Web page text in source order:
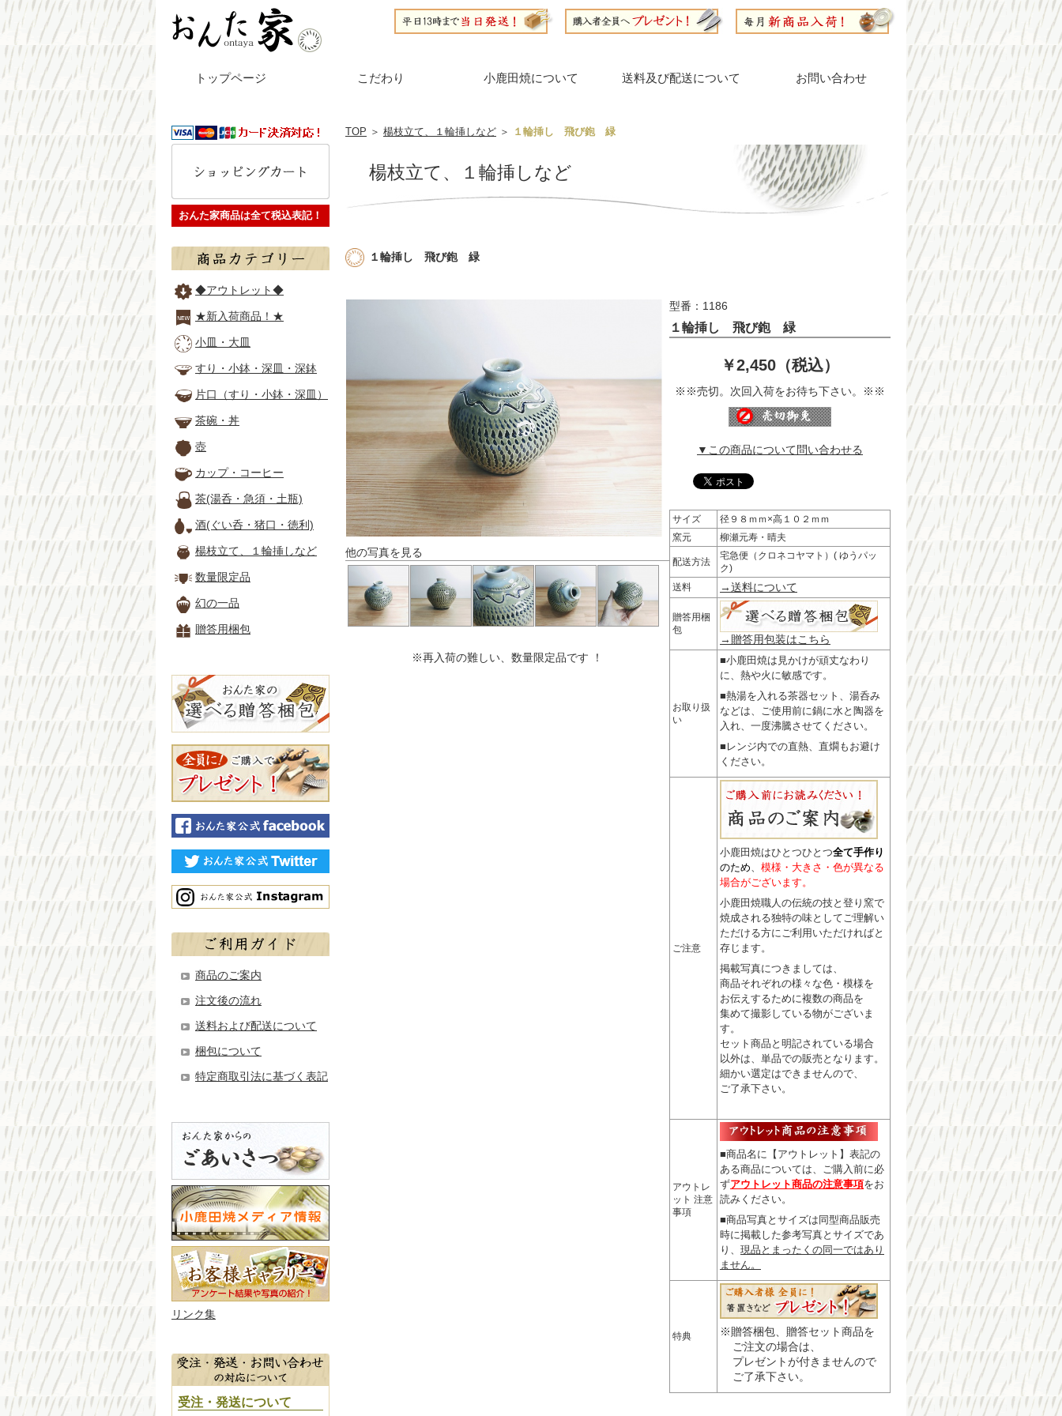
トップページ こだわり 小鹿田焼について 送料及び配送について お問い合わせ
TOP ＞ 楊枝立て、１輪挿しなど ＞ １輪挿し 飛び鉋 緑
楊枝立て、１輪挿しなど
１輪挿し 飛び鉋 緑
他の写真を見る
※再入荷の難しい、数量限定品です ！
型番：1186
１輪挿し 飛び鉋 緑
￥2,450（税込）
※※売切。次回入荷をお待ち下さい。※※
▼この商品について問い合わせる
サイズ
径９８ｍｍ×高１０２ｍｍ
窯元
柳瀬元寿・晴夫
配送方法
宅急便（クロネコヤマト）( ゆうパッ
ク)
送料
→送料について
贈答用梱
包
→贈答用包装はこちら
お取り扱
い
■小鹿田焼は見かけが頑丈なわり
に、熱や火に敏感です。
■熱湯を入れる茶器セット、湯呑み
などは、ご使用前に鍋に水と陶器を
入れ、一度沸騰させてください。
■レンジ内での直熱、直燗もお避け
ください。
ご注意
小鹿田焼はひとつひとつ全て手作り
のため、 模様・大きさ・色が異なる
場合がございます。
小鹿田焼職人の伝統の技と登り窯で
焼成される独特の味としてご理解い
ただける方にご利用いただければと
存じます。
掲載写真につきましては、
商品それぞれの様々な色・模様を
お伝えするために複数の商品を
集めて撮影している物がございま
す。
セット商品と明記されている場合
以外は、単品での販売となります。
細かい選定はできませんので、
ご了承下さい。
アウトレ
ット 注意
事項
■商品名に【アウトレット】表記の
ある商品については、 ご購入前に必
ずアウトレット商品の注意事項をお
読みください。
■商品写真とサイズは同型商品販売
時に掲載した参考写真とサイズであ
り、 現品とまったくの同一ではあり
ません。
特典
※贈答梱包、贈答セット商品を
ご注文の場合は、
プレゼントが付きませんので
ご了承下さい。
おんた家商品は全て税込表記！
◆アウトレット◆
★新入荷商品！★
小皿・大皿
すり・小鉢・深皿・深鉢
片口（すり・小鉢・深皿）
茶碗・丼
壺
カップ・コーヒー
茶(湯呑・急須・土瓶)
酒(ぐい呑・猪口・徳利)
楊枝立て、１輪挿しなど
数量限定品
幻の一品
贈答用梱包
商品のご案内
注文後の流れ
送料および配送について
梱包について
特定商取引法に基づく表記
リンク集
受注・発送について